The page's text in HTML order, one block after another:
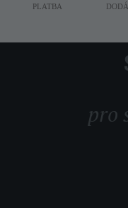
PLATBA
pro